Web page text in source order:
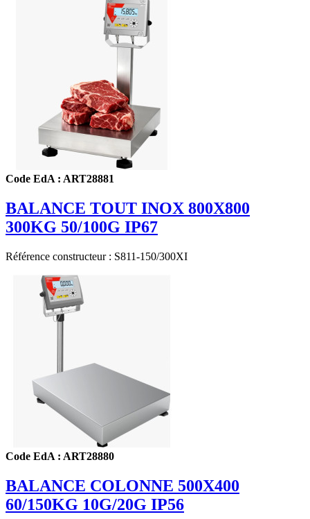
Code EdA : ART28881
BALANCE TOUT INOX 800X800
300KG 50/100G IP67
Référence constructeur : S811-150/300XI
Code EdA : ART28880
BALANCE COLONNE 500X400
60/150KG 10G/20G IP56